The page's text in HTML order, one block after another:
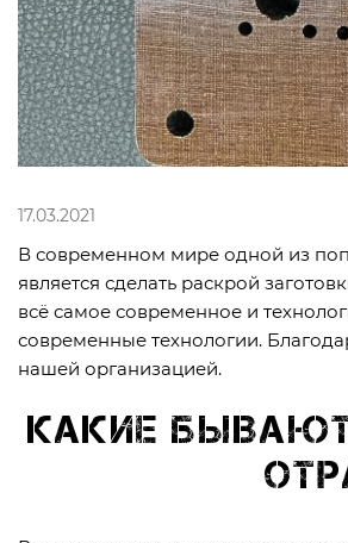
17.03.2021
В современном мире одной из
является сделать раскрой
всё самое современное и
современные технологии.
нашей организацией.
Какие